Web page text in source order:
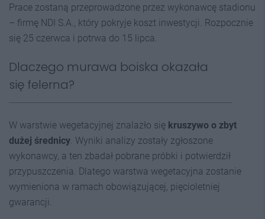
Prace zostaną przeprowadzone przez wykonawcę stadionu
– firmę NDI S.A., który pokryje koszt inwestycji. Rozpocznie
się 25 czerwca i potrwa do 15 lipca.
Dlaczego murawa boiska okazała
się felerna?
W warstwie wegetacyjnej znalazło się kruszywo o zbyt
dużej średnicy. Wyniki analizy zostały zgłoszone
wykonawcy, a ten zbadał pobrane próbki i potwierdził
przypuszczenia. Dlatego warstwa wegetacyjna zostanie
wymieniona w ramach obowiązującej, pięcioletniej
gwarancji.